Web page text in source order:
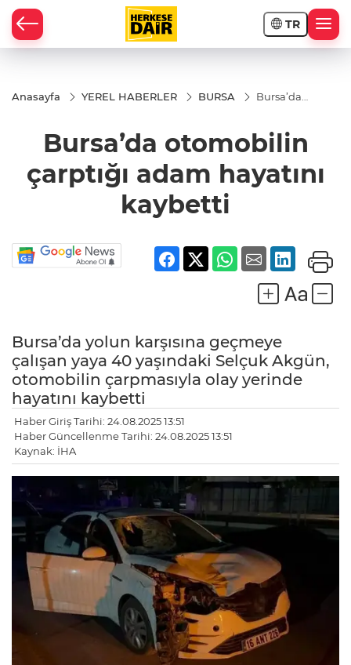
TR
Anasayfa YEREL HABERLER BURSA
Bursa’da
adam
hayatını
Bursa’da otomobilin
çarptığı adam hayatını
kaybetti
Bursa’da yolun karşısına geçmeye
çalışan yaya 40 yaşındaki Selçuk Akgün,
otomobilin çarpmasıyla olay yerinde
hayatını kaybetti
Haber Giriş Tarihi: 24.08.2025 13:51
Haber Güncellenme Tarihi: 24.08.2025 13:51
Kaynak: İHA